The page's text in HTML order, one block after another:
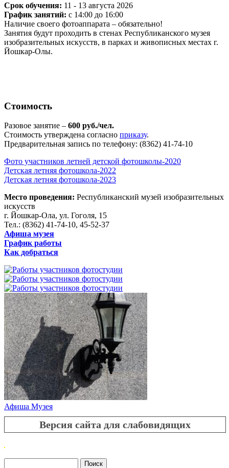
Срок обучения: 11 - 13 августа 2026
График занятий: с 14:00 до 16:00
Наличие своего фотоаппарата – обязательно!
Занятия будут проходить в стенах Республиканского музея
изобразительных искусств, в парках и живописных местах г.
Йошкар-Олы.
Стоимость
Разовое занятие – 600 руб./чел.
Стоимость утверждена согласно приказу.
Предварительная запись по телефону: (8362) 41-74-10
Фото участников летней детской фотошколы-2020
Детская летняя фотошкола-2022
Детская летняя фотошкола-2023
Место проведения: Республиканский музей изобразительных
искусств
г. Йошкар-Ола, ул. Гоголя, 15
Тел.: (8362) 41-74-10, 45-52-37
Афиша музея
График работы
Как добраться
Афиша Музея
Версия сайта для слабовидящих